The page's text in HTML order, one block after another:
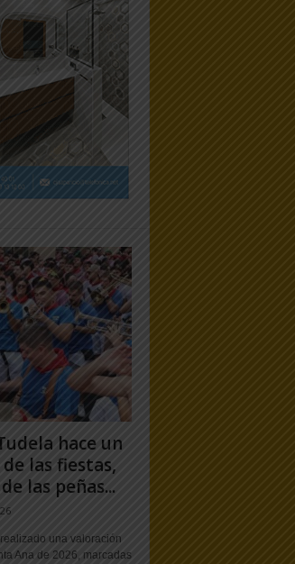
hace un
las fiestas,
las peñas...
una valoración
Ana de 2026, marcadas